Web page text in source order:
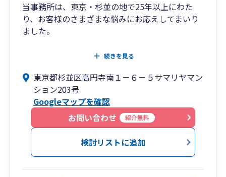
当事務所は、東京・杉並の地で25年以上にわた
り、お客様のさまざまな悩みにお応えしてまいり
ました。
・起業したいけど、何をしたらいいかわからない
・起業後の資金繰りや経営全般に不安のある方
・創業融資を受けられるか不安をお持ちの方
・将来発生する相続に対する不安をお持ちの方
・税理士の変更をお考えの方
このようなお悩みがございましたら、お気軽にご
相談ください。
続きを見る
東京都杉並区高円寺南１－６－５サマリヤマン
ション203号
Googleマップを確認
お問い合わせ
紹介無料
検討リストに追加